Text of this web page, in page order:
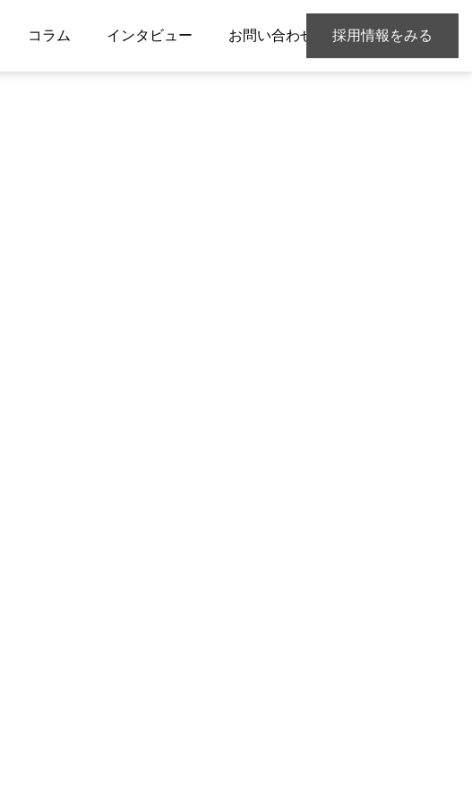
コラム インタビュー お問い合わせ 採用情報をみる